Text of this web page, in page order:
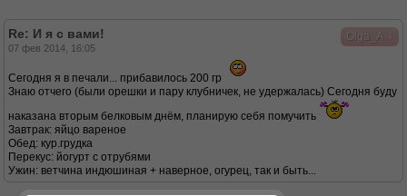
Olga_A
Re: И я с вами!
07 фев 2014, 16:05
Сегодня я в печали... прибавилось 200 гр
Знаю отчего (были орешки и пару клубничек, не удержалась) Сегодня буду
наказана вторым белковым днём, планирую себя помучить
Завтрак: яйцо вареное
Обед: кур.грудка
Перекус: йогурт с отрубями
Ужин: ветчина индюшиная + наверное, огурец, так и быть...